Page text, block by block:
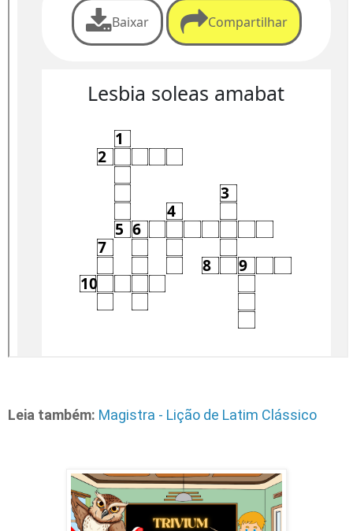
Leia também: Magistra - Lição de Latim Clássico